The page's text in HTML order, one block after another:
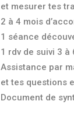
et mesurer tes
2 à 4 mois
1 séance
1 rdv de suivi 3 à
Assistance par
et tes questions
Document de